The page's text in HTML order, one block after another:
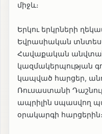
միջև։
Երկու երկրների
Եվրասիական
Հավաքական
կազմակերպության
կապված հարցեր,
Ռուսաստանի
ապրիլին սպասվող
օրակարգի հարցերին։